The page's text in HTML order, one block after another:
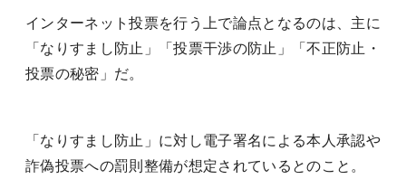
インターネット投票を行う上で論点となるのは、主に
「なりすまし防止」「投票干渉の防止」「不正防止・
投票の秘密」だ。
「なりすまし防止」に対し電子署名による本人承認や
詐偽投票への罰則整備が想定されているとのこと。